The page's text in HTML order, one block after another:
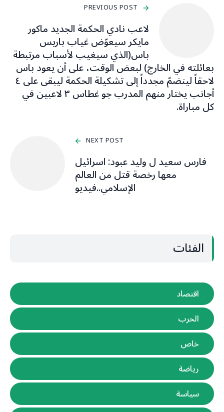
PREVIOUS POST
لاعب نادي الحكمة الجديد ماكور
مايكر سيعوّض غياب باريس
باس(الذي سيغيب لأسباب مرتبطة
بعائلته في الخارج) لبعض الوقت، على أن يعود باس
لاحقاً لينضمّ مجدداً إلى تشكيلة الحكمة ليبقى على ٤
أجانب يختار منهم المدرب جو غطاس ٣ لاعبين في
كل مباراة.
NEXT POST
فارس سعيد ل وليد عبود: اسرائيل
معها رخصة قتل من العالم
الإسلامي..فيديو
الفئات
اقتصاد
الحرب
خاص
رياضة
سياسة